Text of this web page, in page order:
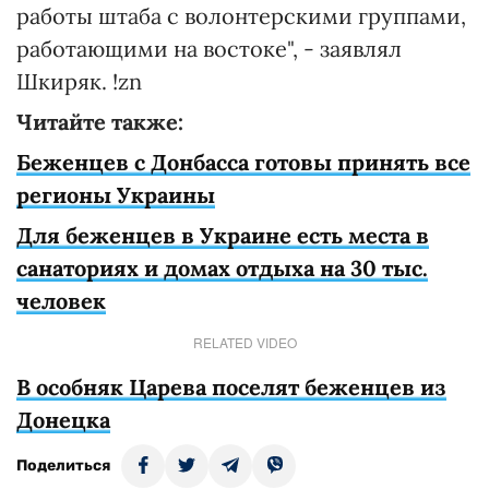
работы штаба с волонтерскими группами,
работающими на востоке", - заявлял
Шкиряк. !zn
Читайте также:
Беженцев с Донбасса готовы принять все
регионы Украины
Для беженцев в Украине есть места в
санаториях и домах отдыха на 30 тыс.
человек
RELATED VIDEO
В особняк Царева поселят беженцев из
Донецка
Поделиться